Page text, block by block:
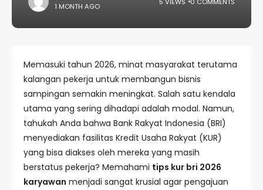
1 MONTH AGO
Memasuki tahun 2026, minat masyarakat terutama
kalangan pekerja untuk membangun bisnis
sampingan semakin meningkat. Salah satu kendala
utama yang sering dihadapi adalah modal. Namun,
tahukah Anda bahwa Bank Rakyat Indonesia (BRI)
menyediakan fasilitas Kredit Usaha Rakyat (KUR)
yang bisa diakses oleh mereka yang masih
berstatus pekerja? Memahami tips kur bri 2026
karyawan menjadi sangat krusial agar pengajuan